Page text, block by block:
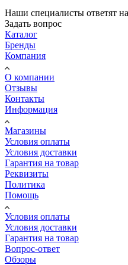
Наши специалисты ответят
Задать вопрос
Каталог
Бренды
Компания
О компании
Отзывы
Контакты
Информация
Магазины
Условия оплаты
Условия доставки
Гарантия на товар
Реквизиты
Политика
Помощь
Условия оплаты
Условия доставки
Гарантия на товар
Вопрос-ответ
Обзоры